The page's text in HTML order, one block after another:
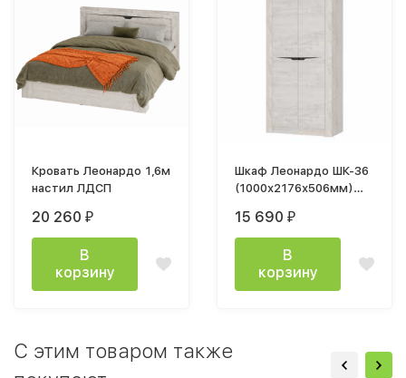
Кровать Леонардо 1,6м
настил ЛДСП
20 260 ₽
В
корзину
Шкаф Леонардо ШК-36
(1000х2176х506мм)
графит
15 690 ₽
В
корзину
C этим товаром также